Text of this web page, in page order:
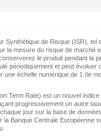
Synthétique de Risque (ISR), tel
la mesure du risque de marché
le produit pendant la
périodiquement et peut évoluer
une échelle numérique de 1 (le
Term Rate) est un nouvel
progressivement un autre
jour sur la base de
la Banque Centrale Européenne